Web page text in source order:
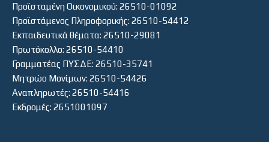
Προϊσταμένη Οικονομικού: 26510-01092
Προϊστάμενος Πληροφορικής: 26510-54412
Εκπαιδευτικά θέματα: 26510-29081
Πρωτόκολλο: 26510-54410
Γραμματέας ΠΥΣΔΕ: 26510-35741
Μητρώο Μονίμων: 26510-54426
Αναπληρωτές: 26510-54416
Εκδρομές: 2651001097